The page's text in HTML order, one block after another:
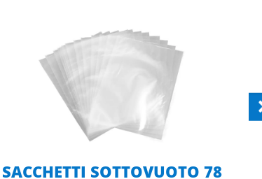
SACCHETTI SOTTOVUOTO 78